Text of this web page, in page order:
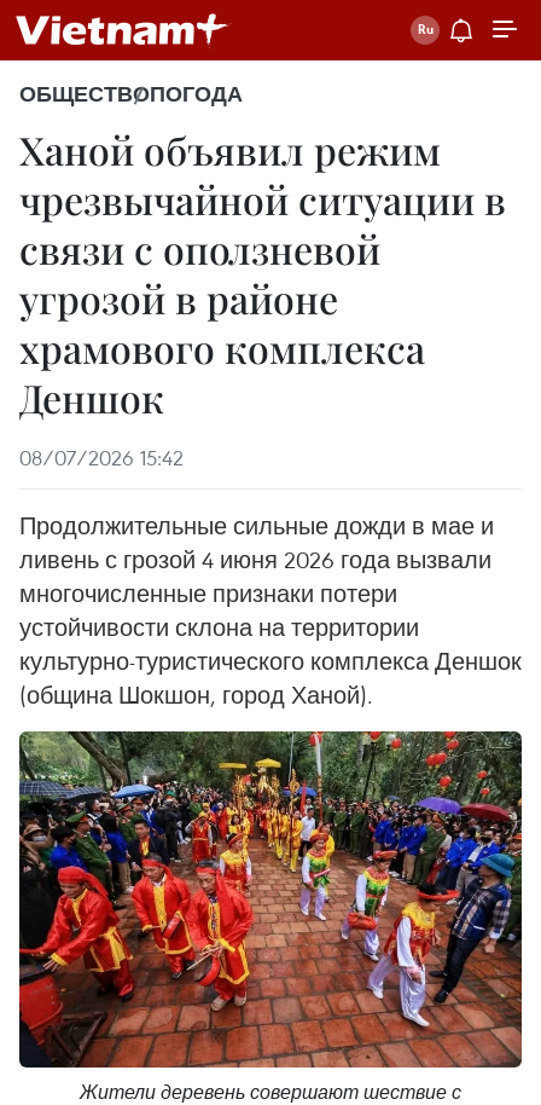
ОБЩЕСТВОПОГОДА
Ханой объявил режим
чрезвычайной ситуации в
связи с оползневой
угрозой в районе
храмового комплекса
Деншок
08/07/2026 15:42
Продолжительные сильные дожди в мае и
ливень с грозой 4 июня 2026 года вызвали
многочисленные признаки потери
устойчивости склона на территории
культурно-туристического комплекса Деншок
(община Шокшон, город Ханой).
Жители деревень совершают шествие с